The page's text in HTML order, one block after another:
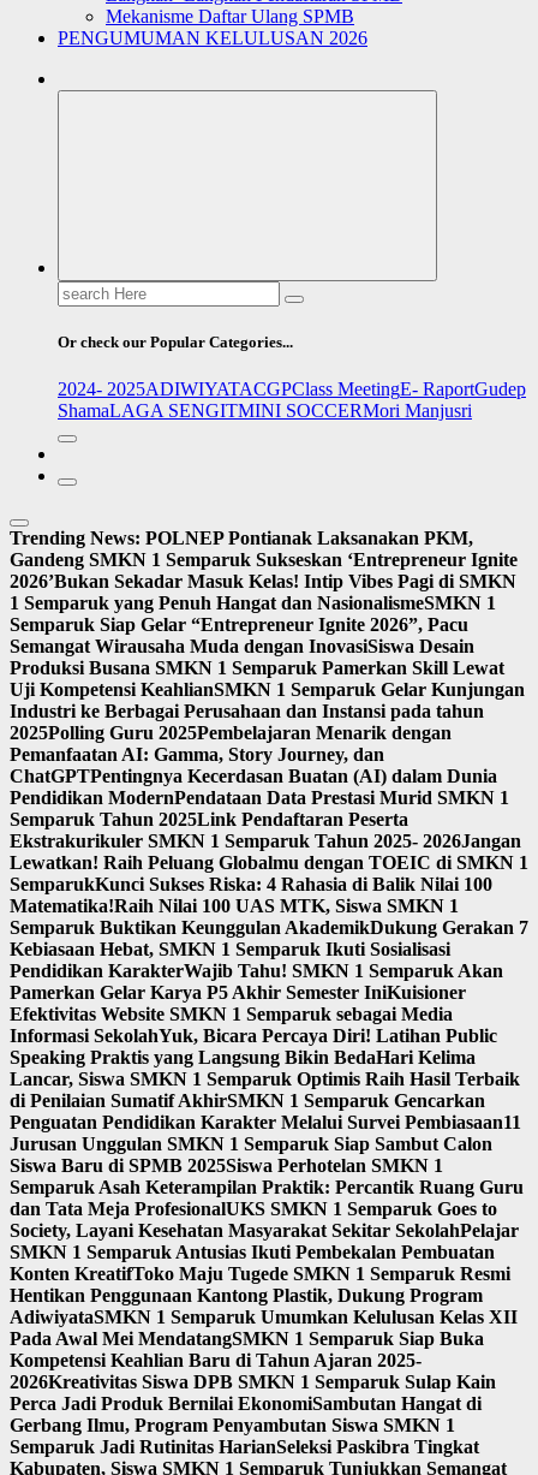
Mekanisme Daftar Ulang SPMB
PENGUMUMAN KELULUSAN 2026
Search
for:
Or check our Popular Categories...
2024- 2025ADIWIYATACGPClass MeetingE- RaportGudep
ShamaLAGA SENGITMINI SOCCERMori Manjusri
Trending News: POLNEP Pontianak Laksanakan PKM,
Gandeng SMKN 1 Semparuk Sukseskan ‘Entrepreneur Ignite
2026’Bukan Sekadar Masuk Kelas! Intip Vibes Pagi di SMKN
1 Semparuk yang Penuh Hangat dan NasionalismeSMKN 1
Semparuk Siap Gelar “Entrepreneur Ignite 2026”, Pacu
Semangat Wirausaha Muda dengan InovasiSiswa Desain
Produksi Busana SMKN 1 Semparuk Pamerkan Skill Lewat
Uji Kompetensi KeahlianSMKN 1 Semparuk Gelar Kunjungan
Industri ke Berbagai Perusahaan dan Instansi pada tahun
2025Polling Guru 2025Pembelajaran Menarik dengan
Pemanfaatan AI: Gamma, Story Journey, dan
ChatGPTPentingnya Kecerdasan Buatan (AI) dalam Dunia
Pendidikan ModernPendataan Data Prestasi Murid SMKN 1
Semparuk Tahun 2025Link Pendaftaran Peserta
Ekstrakurikuler SMKN 1 Semparuk Tahun 2025- 2026Jangan
Lewatkan! Raih Peluang Globalmu dengan TOEIC di SMKN 1
SemparukKunci Sukses Riska: 4 Rahasia di Balik Nilai 100
Matematika!Raih Nilai 100 UAS MTK, Siswa SMKN 1
Semparuk Buktikan Keunggulan AkademikDukung Gerakan 7
Kebiasaan Hebat, SMKN 1 Semparuk Ikuti Sosialisasi
Pendidikan KarakterWajib Tahu! SMKN 1 Semparuk Akan
Pamerkan Gelar Karya P5 Akhir Semester IniKuisioner
Efektivitas Website SMKN 1 Semparuk sebagai Media
Informasi SekolahYuk, Bicara Percaya Diri! Latihan Public
Speaking Praktis yang Langsung Bikin BedaHari Kelima
Lancar, Siswa SMKN 1 Semparuk Optimis Raih Hasil Terbaik
di Penilaian Sumatif AkhirSMKN 1 Semparuk Gencarkan
Penguatan Pendidikan Karakter Melalui Survei Pembiasaan11
Jurusan Unggulan SMKN 1 Semparuk Siap Sambut Calon
Siswa Baru di SPMB 2025Siswa Perhotelan SMKN 1
Semparuk Asah Keterampilan Praktik: Percantik Ruang Guru
dan Tata Meja ProfesionalUKS SMKN 1 Semparuk Goes to
Society, Layani Kesehatan Masyarakat Sekitar SekolahPelajar
SMKN 1 Semparuk Antusias Ikuti Pembekalan Pembuatan
Konten KreatifToko Maju Tugede SMKN 1 Semparuk Resmi
Hentikan Penggunaan Kantong Plastik, Dukung Program
AdiwiyataSMKN 1 Semparuk Umumkan Kelulusan Kelas XII
Pada Awal Mei MendatangSMKN 1 Semparuk Siap Buka
Kompetensi Keahlian Baru di Tahun Ajaran 2025-
2026Kreativitas Siswa DPB SMKN 1 Semparuk Sulap Kain
Perca Jadi Produk Bernilai EkonomiSambutan Hangat di
Gerbang Ilmu, Program Penyambutan Siswa SMKN 1
Semparuk Jadi Rutinitas HarianSeleksi Paskibra Tingkat
Kabupaten, Siswa SMKN 1 Semparuk Tunjukkan Semangat